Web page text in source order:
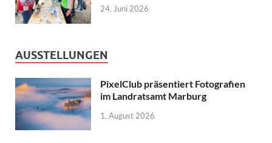
24. Juni 2026
AUSSTELLUNGEN
PixelClub präsentiert Fotografien
im Landratsamt Marburg
1. August 2026